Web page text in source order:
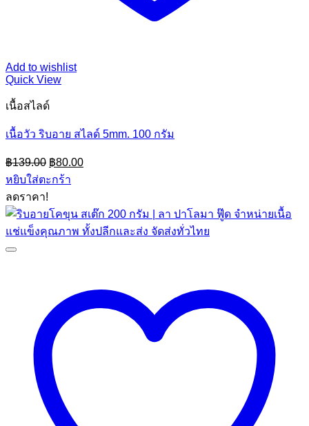
Add to wishlist
Quick View
เนื้อสไลด์
เนื้อวัว ริบอาย สไลด์ 5mm. 100 กรัม
฿139.00 Original
price
was:
฿80.00Current
price
หยิบใส่ตะกร้า
ลดราคา!